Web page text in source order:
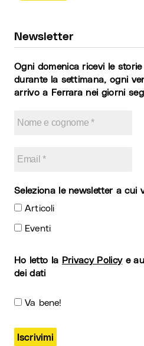
Newsletter
Ogni domenica ricevi le
durante la settimana, ogni
arrivo a Ferrara nei giorni
Seleziona le newsletter a cui
Articoli
Eventi
Ho letto la Privacy Policye
dei dati
Va bene!